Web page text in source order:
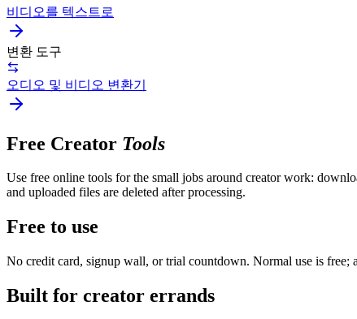
비디오를 텍스트로
변환 도구
오디오 및 비디오 변환기
Free Creator Tools
Use free online tools for the small jobs around creator work:
and uploaded files are deleted after processing.
Free to use
No credit card, signup wall, or trial countdown. Normal use is
Built for creator errands